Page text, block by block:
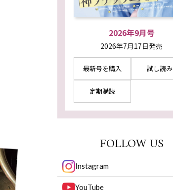
2026年9月号
2026年7月17日発売
最新号を購入 試し読み
定期購読
FOLLOW US
Instagram
YouTube